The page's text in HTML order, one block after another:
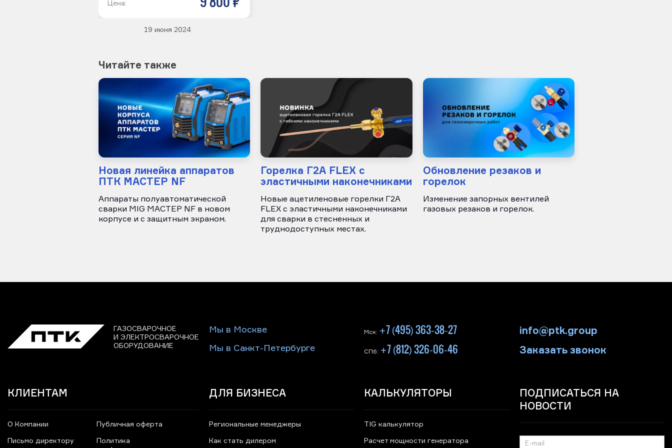
Цена:
19 июня 2024
Читайте также
Новая линейка аппаратов
ПТК МАСТЕР NF
Аппараты полуавтоматической
сварки MIG МАСТЕР NF в новом
корпусе и с защитным экраном.
Горелка Г2А FLEX с
эластичными наконечниками
Новые ацетиленовые горелки Г2А
FLEX с эластичными наконечниками
для сварки в стесненных и
труднодоступных местах.
Обновление резаков и
горелок
Изменение запорных вентилей
газовых резаков и горелок.
ГАЗОСВАРОЧНОЕ
И ЭЛЕКТРОСВАРОЧНОЕ
ОБОРУДОВАНИЕ
Мы в Москве
Мы в Санкт-Петербурге
Мск: +7 (495) 363-38-27
СПб: +7 (812) 326-06-46
info@ptk.group
Заказать звонок
КЛИЕНТАМ
О Компании
Письмо директору
Публичная оферта
Политика
ДЛЯ БИЗНЕСА
Региональные менеджеры
Как стать дилером
КАЛЬКУЛЯТОРЫ
TIG калькулятор
Расчет мощности генератора
ПОДПИСАТЬСЯ НА
НОВОСТИ